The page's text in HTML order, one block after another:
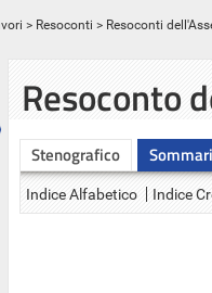
> Resoconti > Resoconti
Resoconto
Stenografico
Indice Alfabetico Indice